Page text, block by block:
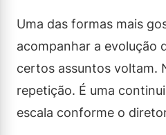
Uma das formas mais
acompanhar a evolução
certos assuntos voltam.
repetição. É uma
escala conforme o